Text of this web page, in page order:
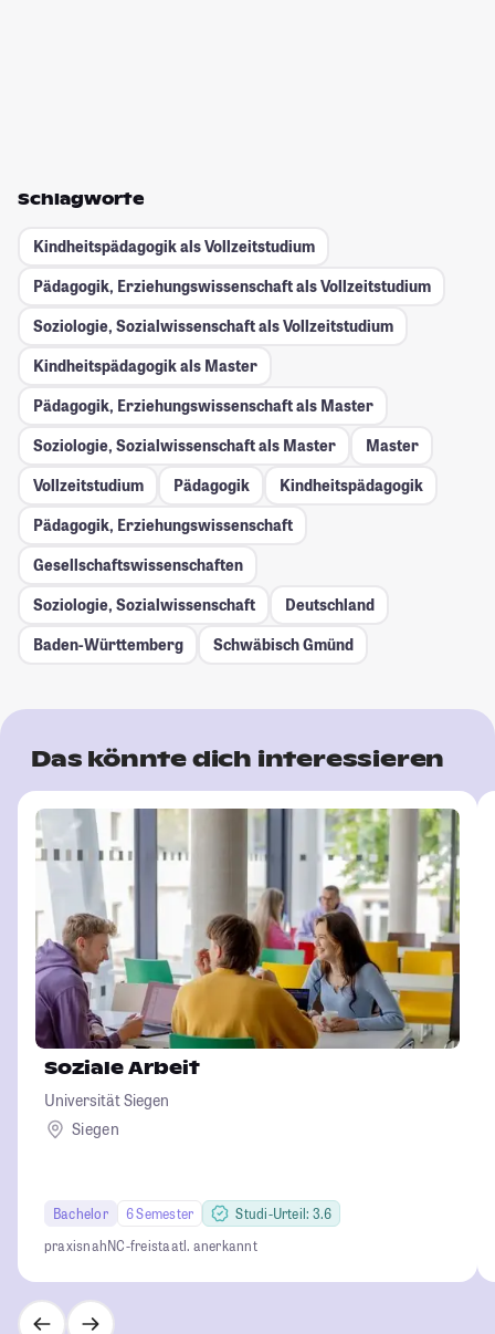
Schlagworte
Kindheitspädagogik als Vollzeitstudium
Pädagogik, Erziehungswissenschaft als Vollzeitstudium
Soziologie, Sozialwissenschaft als Vollzeitstudium
Kindheitspädagogik als Master
Pädagogik, Erziehungswissenschaft als Master
Soziologie, Sozialwissenschaft als Master
Master
Vollzeitstudium
Pädagogik
Kindheitspädagogik
Pädagogik, Erziehungswissenschaft
Gesellschafts­wissenschaften
Soziologie, Sozialwissenschaft
Deutschland
Baden-Württemberg
Schwäbisch Gmünd
Das könnte dich interessieren
Soziale Arbeit
Universität Siegen
Siegen
Bachelor 6 Semester
Studi-Urteil: 3.6
praxisnahNC-freistaatl. anerkannt